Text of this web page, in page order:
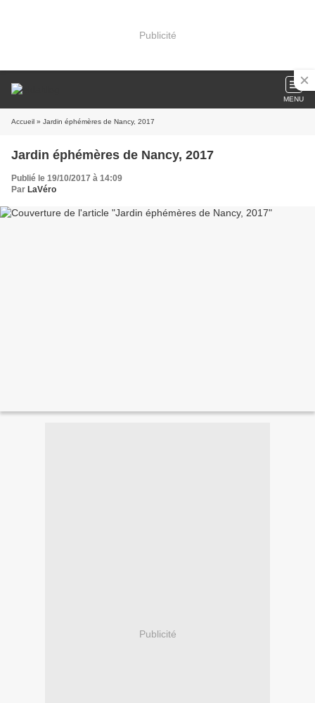
Publicité
MENU
Accueil » Jardin éphémères de Nancy, 2017
Jardin éphémères de Nancy, 2017
Publié le 19/10/2017 à 14:09
Par LaVéro
Publicité